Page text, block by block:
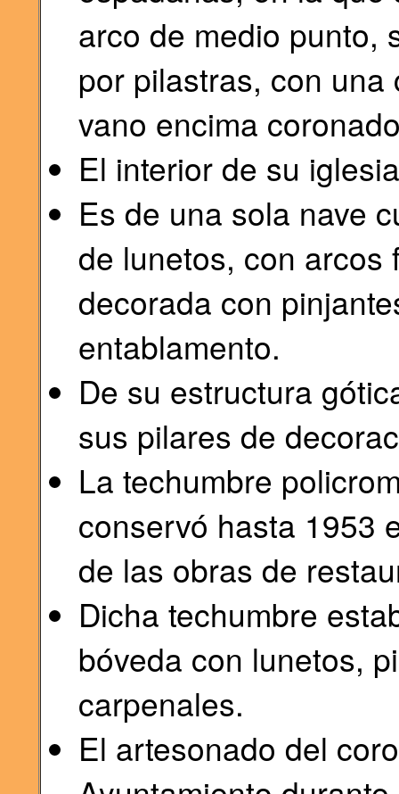
arco de medio punto,
por pilastras, con
vano encima
El interior de su
Es de una sola nave
de lunetos, con
decorada con
entablamento.
De su estructura
sus pilares de
La techumbre
conservó hasta 1953
de las obras de
Dicha techumbre
bóveda con lunetos,
carpenales.
El artesonado del